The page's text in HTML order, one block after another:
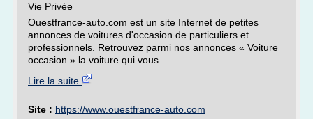
Vie Privée
Ouestfrance-auto.com est un site Internet de petites
annonces de voitures d'occasion de particuliers et
professionnels. Retrouvez parmi nos annonces « Voiture
occasion » la voiture qui vous...
Lire la suite
Site : https://www.ouestfrance-auto.com